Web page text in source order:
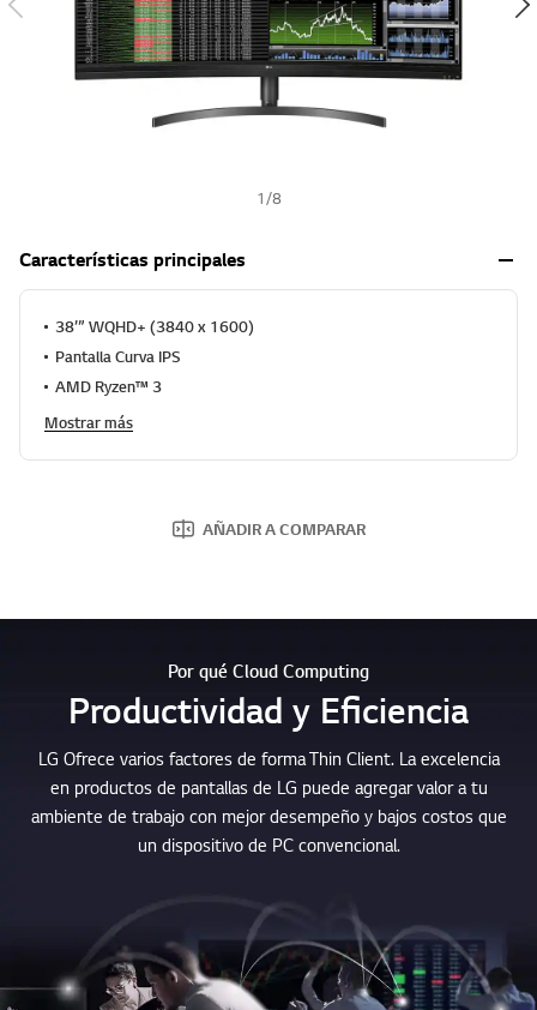
1 /8
Características principales
38’” WQHD+ (3840 x 1600)
Pantalla Curva IPS
AMD Ryzen™ 3
Mostrar más
AÑADIR A COMPARAR
Por qué Cloud Computing
Productividad y Eficiencia
LG Ofrece varios factores de forma Thin Client. La excelencia
en productos de pantallas de LG puede agregar valor a tu
ambiente de trabajo con mejor desempeño y bajos costos que
un dispositivo de PC convencional.